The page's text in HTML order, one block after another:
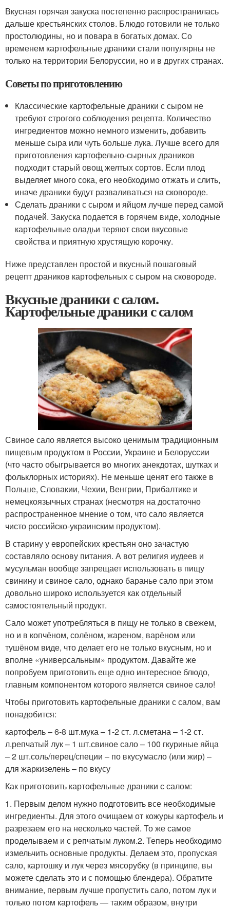
Вкусная горячая закуска постепенно распространилась
дальше крестьянских столов. Блюдо готовили не только
простолюдины, но и повара в богатых домах. Со
временем картофельные драники стали популярны не
только на территории Белоруссии, но и в других странах.
Советы по приготовлению
Классические картофельные драники с сыром не
требуют строгого соблюдения рецепта. Количество
ингредиентов можно немного изменить, добавить
меньше сыра или чуть больше лука. Лучше всего для
приготовления картофельно-сырных драников
подходит старый овощ желтых сортов. Если плод
выделяет много сока, его необходимо отжать и слить,
иначе драники будут разваливаться на сковороде.
Сделать драники с сыром и яйцом лучше перед самой
подачей. Закуска подается в горячем виде, холодные
картофельные оладьи теряют свои вкусовые
свойства и приятную хрустящую корочку.
Ниже представлен простой и вкусный пошаговый
рецепт драников картофельных с сыром на сковороде.
Вкусные драники с салом.
Картофельные драники с салом
Свиное сало является высоко ценимым традиционным
пищевым продуктом в России, Украине и Белоруссии
(что часто обыгрывается во многих анекдотах, шутках и
фольклорных историях). Не меньше ценят его также в
Польше, Словакии, Чехии, Венгрии, Прибалтике и
немецкоязычных странах (несмотря на достаточно
распространенное мнение о том, что сало является
чисто российско-украинским продуктом).
В старину у европейских крестьян оно зачастую
составляло основу питания. А вот религия иудеев и
мусульман вообще запрещает использовать в пищу
свинину и свиное сало, однако баранье сало при этом
довольно широко используется как отдельный
самостоятельный продукт.
Сало может употребляться в пищу не только в свежем,
но и в копчёном, солёном, жареном, варёном или
тушёном виде, что делает его не только вкусным, но и
вполне «универсальным» продуктом. Давайте же
попробуем приготовить еще одно интересное блюдо,
главным компонентом которого является свиное сало!
Чтобы приготовить картофельные драники с салом, вам
понадобится:
картофель – 6-8 шт.мука – 1-2 ст. л.сметана – 1-2 ст.
л.репчатый лук – 1 шт.свиное сало – 100 гкуриные яйца
– 2 шт.соль/перец/специи – по вкусумасло (или жир) –
для жаркизелень – по вкусу
Как приготовить картофельные драники с салом:
1. Первым делом нужно подготовить все необходимые
ингредиенты. Для этого очищаем от кожуры картофель и
разрезаем его на несколько частей. То же самое
проделываем и с репчатым луком.2. Теперь необходимо
измельчить основные продукты. Делаем это, пропуская
сало, картошку и лук через мясорубку (в принципе, вы
можете сделать это и с помощью блендера). Обратите
внимание, первым лучше пропустить сало, потом лук и
только потом картофель — таким образом, внутри